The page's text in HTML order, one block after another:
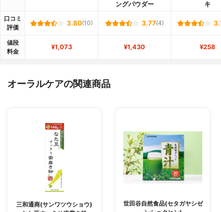
ングパウダー
キ
口コミ
評価
3.80(10) 3.77(4)
値段
料金
¥1,073 ¥1,430 ¥258
オーラルケアの関連商品
三和通商(サンワツウショウ)
世田谷自然食品(セタガヤシゼ